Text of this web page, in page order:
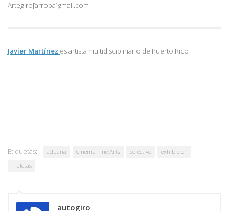
Artegiro[arroba]gmail.com
Javier Martínez es artista multidisciplinario de Puerto Rico
Etiquetas: aduana Cinema Fine Arts colectivo
exhibicion
maletas
autogiro